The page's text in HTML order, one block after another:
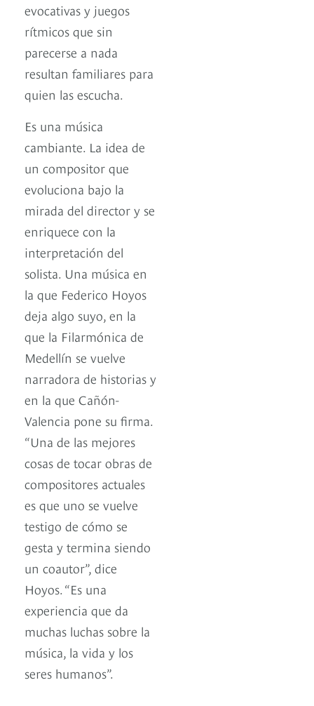
evocativas y juegos
rítmicos que sin
parecerse a nada
resultan familiares para
quien las escucha.
Es una música
cambiante. La idea de
un compositor que
evoluciona bajo la
mirada del director y se
enriquece con la
interpretación del
solista. Una música en
la que Federico Hoyos
deja algo suyo, en la
que la Filarmónica de
Medellín se vuelve
narradora de historias y
en la que Cañón-
Valencia pone su firma.
“Una de las mejores
cosas de tocar obras de
compositores actuales
es que uno se vuelve
testigo de cómo se
gesta y termina siendo
un coautor”, dice
Hoyos. “Es una
experiencia que da
muchas luchas sobre la
música, la vida y los
seres humanos”.